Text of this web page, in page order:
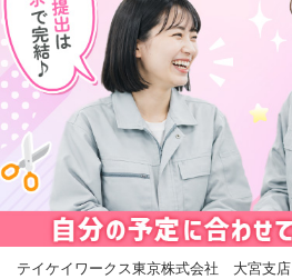
テイケイワークス東京株式会社 大宮支店